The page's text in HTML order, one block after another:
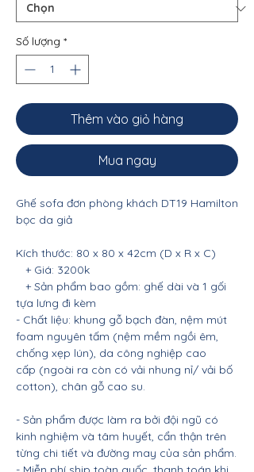
Số lượng *
Thêm vào giỏ hàng
Mua ngay
Ghế sofa đơn phòng khách DT19 Hamilton
bọc da giả
Kích thước: 80 x 80 x 42cm (D x R x C)
+ Giá: 3200k
+ Sản phẩm bao gồm: ghế dài và 1 gối
tựa lưng đi kèm
- Chất liệu: khung gỗ bạch đàn, nệm mút
foam nguyên tấm (nệm mềm ngồi êm,
chống xẹp lún), da công nghiệp cao
cấp (ngoài ra còn có vải nhung nỉ/ vải bố
cotton), chân gỗ cao su.
- Sản phẩm được làm ra bởi đội ngũ có
kinh nghiệm và tâm huyết, cẩn thận trên
từng chi tiết và đường may của sản phẩm.